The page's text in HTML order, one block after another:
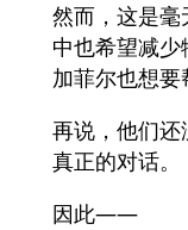
然而，这是
中也希望减少
加菲尔也想要
再说，他们
真正的对话。
因此——